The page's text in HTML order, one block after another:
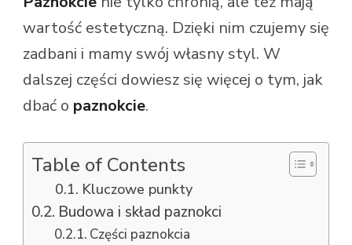
wartość estetyczną. Dzięki nim czujemy się
zadbani i mamy swój własny styl. W
dalszej części dowiesz się więcej o tym, jak
dbać o paznokcie.
Table of Contents
Kluczowe punkty
Budowa i skład paznokci
Części paznokcia